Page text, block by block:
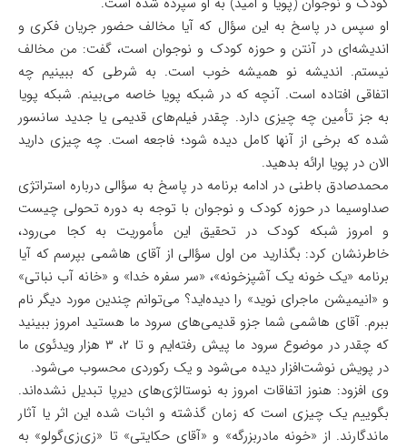
او سپس در پاسخ به این سؤال که آیا مخالف حضور جریان فکری و
اندیشه‌ای در آنتن و حوزه کودک و نوجوان است، گفت: من مخالف
نیستم. اندیشه نو همیشه خوب است. به شرطی که ببینیم چه
اتفاقی افتاده است. آنچه که در شبکه پویا خاصه می‌بینم. شبکه پویا
به جز تأمین چه چیزی دارد. چقدر فیلم‌های قدیمی یا جدید سانسور
شده که برخی از آنها کامل دیده شود؛ فاجعه است. چه چیزی دارید
الان در پویا ارائه بدهید.
محمدصادق باطنی در ادامه برنامه در پاسخ به سؤالی درباره استراتژی
صداوسیما در حوزه کودک و نوجوان با توجه به دوره تحولی چیست
و امروز شبکه کودک در تحقیق این مأموریت به کجا می‌رود،
خاطرنشان کرد: بگذارید من اول سؤالی از آقای هاشمی بپرسم که آیا
برنامه «یک خونه یک آشپزخونه»، «سر سفره خدا» و «خانه آب نباتی»
و «انیمیشن ماجرای نوید» را دیده‌اید؟ می‌توانم چندین مورد دیگر نام
ببرم. آقای هاشمی شما جزو قدیمی‌های سرود ما هستید امروز ببینید
که چقدر در موضوع سرود ما پیش رفته‌ایم و تا ۲، ۳ هزار ویدئوی ما
در پویش نوشت‌افزار دیده می‌شود و یک رکوردی محسوب می‌شود.
وی افزود: هنوز اتفاقات امروز به نوستالژی‌های دیرپا تبدیل نشده‌اند.
بگوییم یک چیزی است که زمان گذشته و اثبات شده این اثر یا آثار
ماندگارند. از «خونه مادربزرگه» و «آقای حکایتی» تا «زی‌زی‌گولو» به